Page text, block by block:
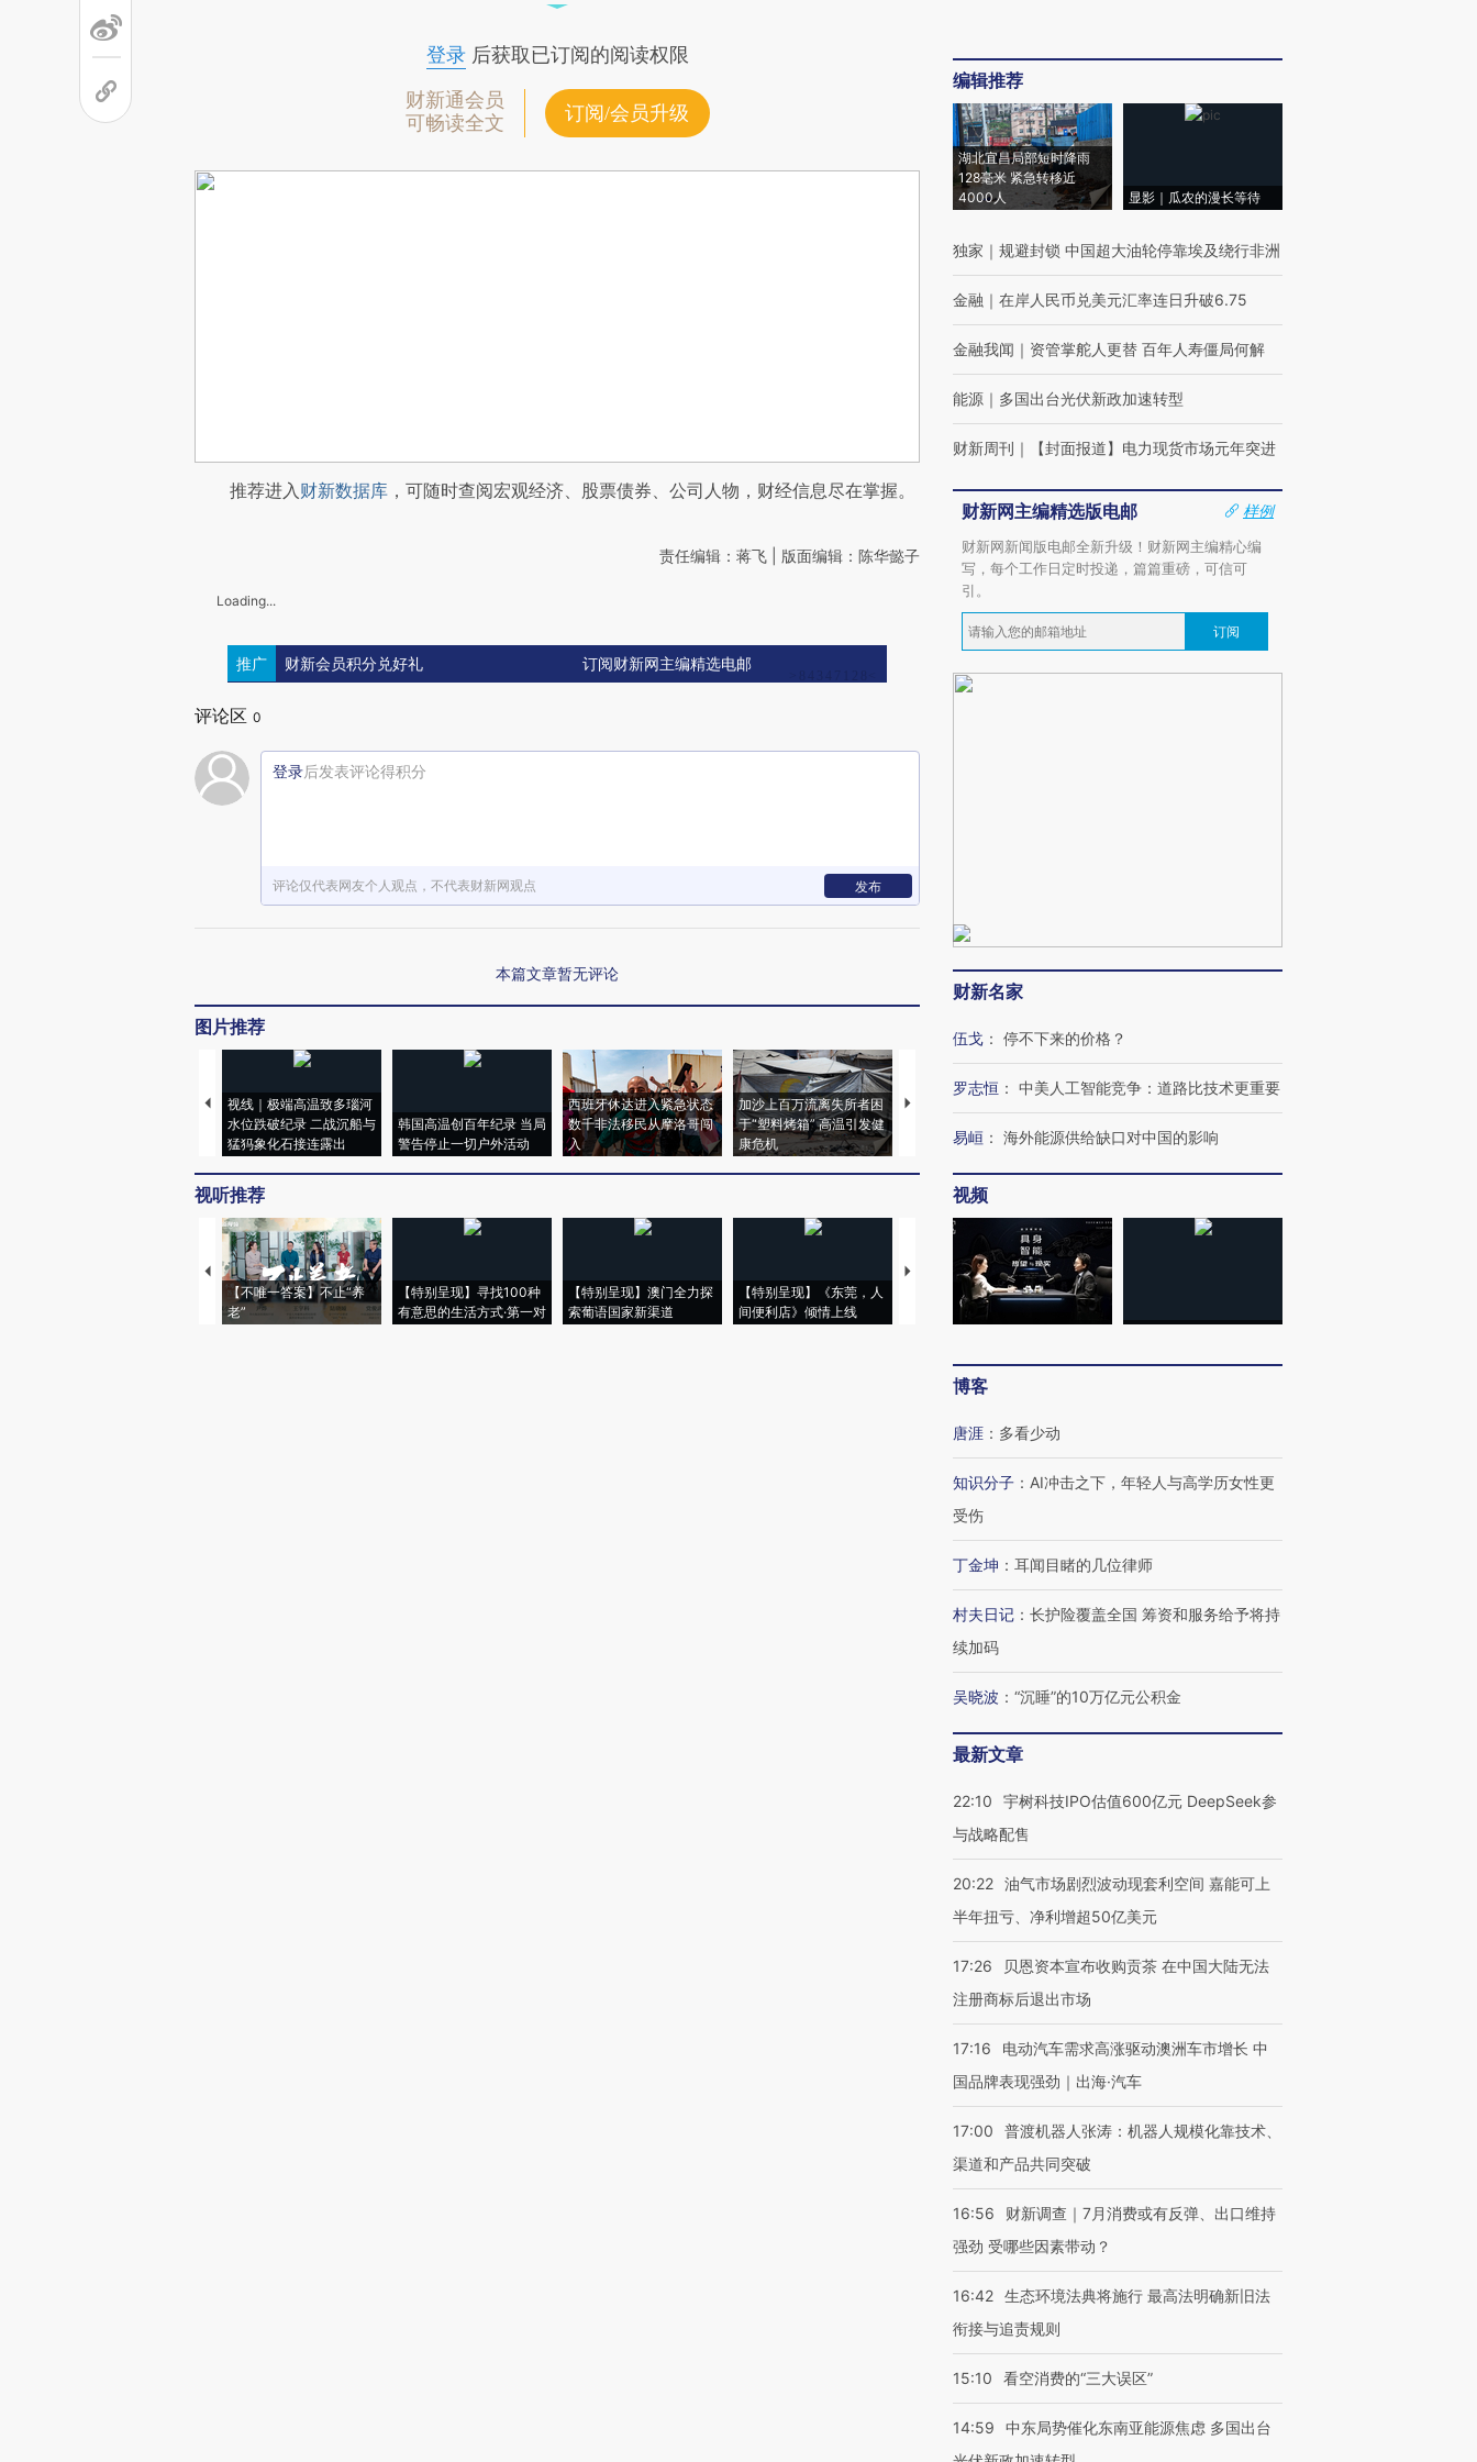
登录后获取已订阅的阅读权限
财新通会员
可畅读全文
订阅/会员升级
推荐进入财新数据库 ，可随时查阅宏观经济、股票债券、公司人物，财经信息尽在掌握。
责任编辑：蒋飞 | 版面编辑：陈华懿子
Loading...
推广 财新会员积分兑好礼 订阅财新网主编精选电邮
评论区 0
登录后发表评论得积分
评论仅代表网友个人观点，不代表财新网观点 发布
本篇文章暂无评论
图片推荐
视线｜极端高温致多瑙河
水位跌破纪录 二战沉船与
猛犸象化石接连露出
韩国高温创百年纪录 当局
警告停止一切户外活动
西班牙休达进入紧急状态
数千非法移民从摩洛哥闯
入
加沙上百万流离失所者困
于“塑料烤箱” 高温引发健
康危机
视线｜HYROX的吸金
心“花钱找虐”？
毒品
视听推荐
【不唯一答案】不止“养
老”
【特别呈现】寻找100种
有意思的生活方式·第一对
【特别呈现】澳门全力探
索葡语国家新渠道
【特别呈现】《东莞，人
间便利店》倾情上线
【推广】走进第四届链博
会，让数智科技“链”接产
【特别呈现】寻找100种
有意思的生活方式·第三对
编辑推荐
湖北宜昌局部短时降雨
128毫米 紧急转移近
4000人
显影｜瓜农的漫长等待
独家 ｜ 规避封锁 中国超大油轮停靠埃及绕行非洲
金融 ｜ 在岸人民币兑美元汇率连日升破6.75
金融我闻 ｜ 资管掌舵人更替 百年人寿僵局何解
能源 ｜ 多国出台光伏新政加速转型
财新周刊 ｜ 【封面报道】电力现货市场元年突进
财新网主编精选版电邮
样例
财新网新闻版电邮全新升级！财新网主编精心编
写，每个工作日定时投递，篇篇重磅，可信可
引。
订阅
财新名家
伍戈 ： 停不下来的价格？
罗志恒 ： 中美人工智能竞争：道路比技术更重要
易峘 ： 海外能源供给缺口对中国的影响
视频
博客
唐涯 ： 多看少动
知识分子 ： AI冲击之下，年轻人与高学历女性更
受伤
丁金坤 ： 耳闻目睹的几位律师
村夫日记 ： 长护险覆盖全国 筹资和服务给予将持
续加码
吴晓波 ： “沉睡”的10万亿元公积金
最新文章
22:10
宇树科技IPO估值600亿元 DeepSeek参
与战略配售
20:22 油气市场剧烈波动现套利空间 嘉能可上
半年扭亏、净利增超50亿美元
17:26
贝恩资本宣布收购贡茶 在中国大陆无法
注册商标后退出市场
17:16
电动汽车需求高涨驱动澳洲车市增长 中
国品牌表现强劲｜出海·汽车
17:00
普渡机器人张涛：机器人规模化靠技术、
渠道和产品共同突破
16:56
财新调查｜7月消费或有反弹、出口维持
强劲 受哪些因素带动？
16:42 生态环境法典将施行 最高法明确新旧法
衔接与追责规则
15:10 看空消费的“三大误区”
14:59
中东局势催化东南亚能源焦虑 多国出台